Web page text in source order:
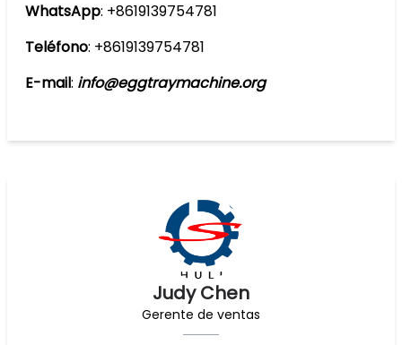
Judy Chen
Gerente de ventas
WhatsApp: +8619139754781
Teléfono: +8619139754781
E-mail: info@eggtraymachine.org